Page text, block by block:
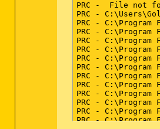
PRC -  File not
PRC -
PRC -
PRC -
PRC -
PRC -
PRC -
PRC -
PRC -
PRC -
PRC -
PRC -
PRC -
PRC - C:\Program